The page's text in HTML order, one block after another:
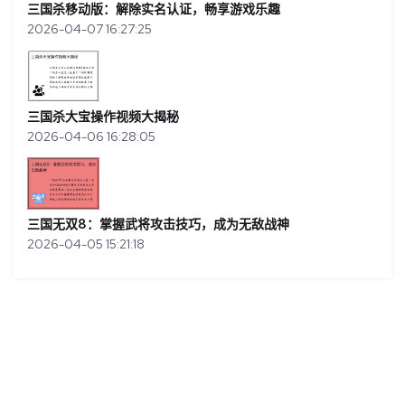
三国杀移动版：解除实名认证，畅享游戏乐趣
2026-04-07 16:27:25
三国杀大宝操作视频大揭秘
2026-04-06 16:28:05
三国无双8：掌握武将攻击技巧，成为无敌战神
2026-04-05 15:21:18